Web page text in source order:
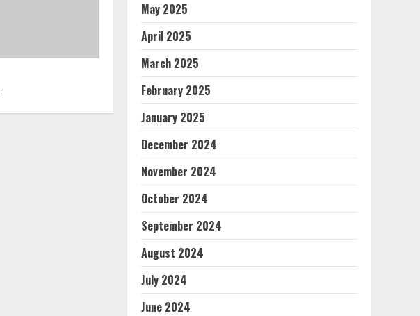
May 2025
April 2025
March 2025
February 2025
January 2025
December 2024
November 2024
October 2024
September 2024
August 2024
July 2024
June 2024